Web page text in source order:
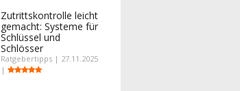
Zutrittskontrolle leicht
gemacht: Systeme für
Schlüssel und
Schlösser
Ratgebertipps | 27.11.2025
|